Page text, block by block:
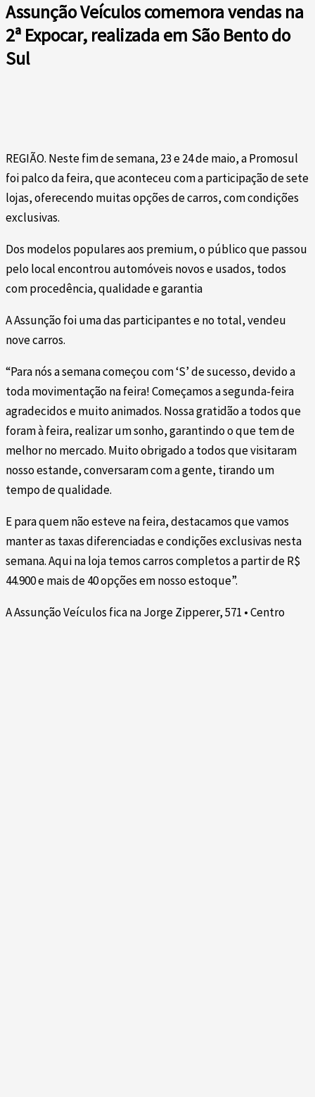
Assunção Veículos comemora vendas na
2ª Expocar, realizada em São Bento do
Sul
REGIÃO. Neste fim de semana, 23 e 24 de maio, a Promosul
foi palco da feira, que aconteceu com a participação de sete
lojas, oferecendo muitas opções de carros, com condições
exclusivas.
Dos modelos populares aos premium, o público que passou
pelo local encontrou automóveis novos e usados, todos
com procedência, qualidade e garantia
A Assunção foi uma das participantes e no total, vendeu
nove carros.
“Para nós a semana começou com ‘S’ de sucesso, devido a
toda movimentação na feira! Começamos a segunda-feira
agradecidos e muito animados. Nossa gratidão a todos que
foram à feira, realizar um sonho, garantindo o que tem de
melhor no mercado. Muito obrigado a todos que visitaram
nosso estande, conversaram com a gente, tirando um
tempo de qualidade.
E para quem não esteve na feira, destacamos que vamos
manter as taxas diferenciadas e condições exclusivas nesta
semana. Aqui na loja temos carros completos a partir de R$
44.900 e mais de 40 opções em nosso estoque”.
A Assunção Veículos fica na Jorge Zipperer, 571 • Centro